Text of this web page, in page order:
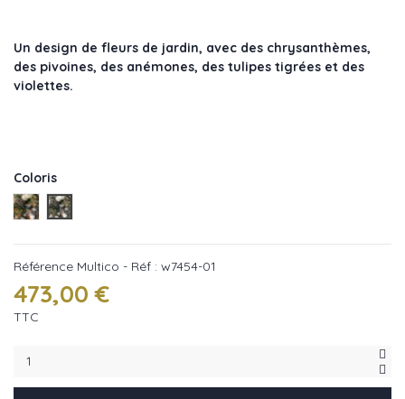
Un design de fleurs de jardin, avec des chrysanthèmes,
des pivoines, des anémones, des tulipes tigrées et des
violettes.
Coloris
Multico - Réf : w7454-02
Multico - Réf : w7454-01
Référence Multico - Réf : w7454-01
473,00 €
TTC